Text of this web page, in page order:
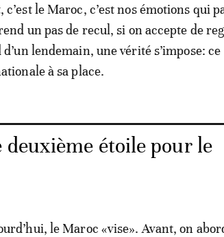
c’est le Maroc, c’est nos émotions qui
un pas de recul, si on accepte de
lendemain, une vérité s’impose: ce
à sa place.
deuxième étoile pour le
le Maroc «vise». Avant, on